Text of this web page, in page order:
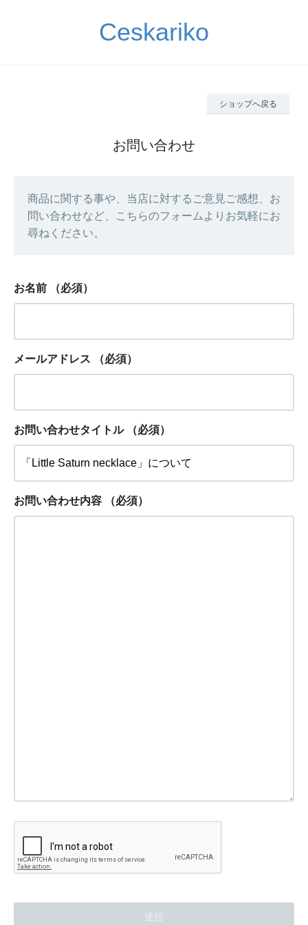
Ceskariko
ショップへ戻る
お問い合わせ
商品に関する事や、当店に対するご意見ご感想、お
問い合わせなど、こちらのフォームよりお気軽にお
尋ねください。
お名前 （必須）
メールアドレス （必須）
お問い合わせタイトル （必須）
お問い合わせ内容 （必須）